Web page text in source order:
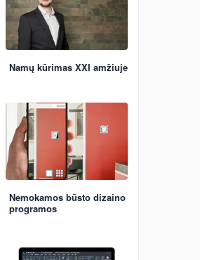
Namų kūrimas XXI amžiuje
Nemokamos būsto dizaino
programos